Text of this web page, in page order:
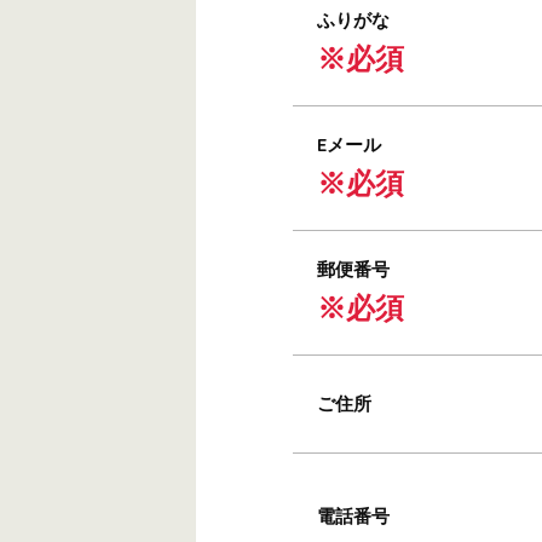
ふりがな
※必須
Eメール
※必須
郵便番号
※必須
ご住所
電話番号